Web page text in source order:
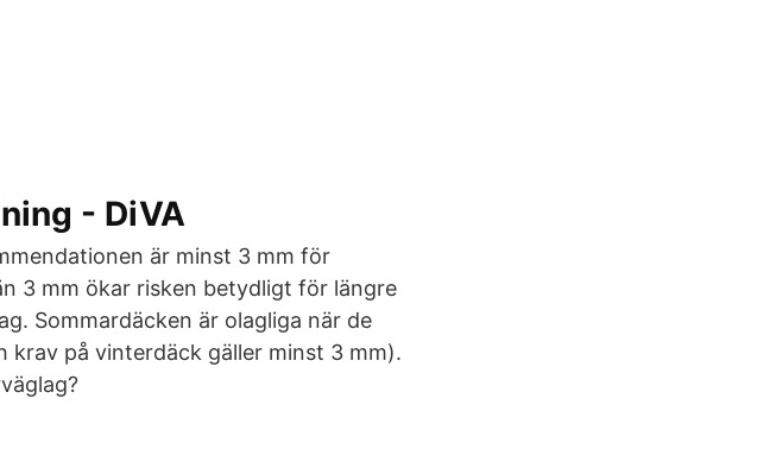
- DiVA
är minst 3 mm för
3 mm ökar risken betydligt för längre
Sommardäcken är olagliga när de
krav på vinterdäck gäller minst 3 mm).